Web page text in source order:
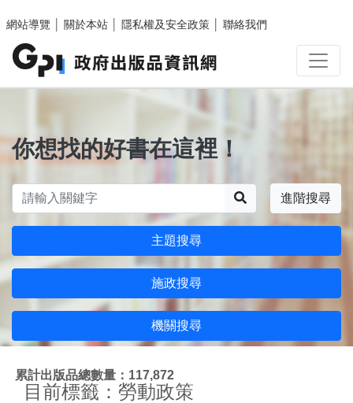
網站導覽
關於本站 隱私權及安全政策 聯絡我們
你想找的好書在這裡！
進階搜尋
主題搜尋
施政搜尋
機關搜尋
累計出版品總數量：117,872
目前標籤：勞動政策